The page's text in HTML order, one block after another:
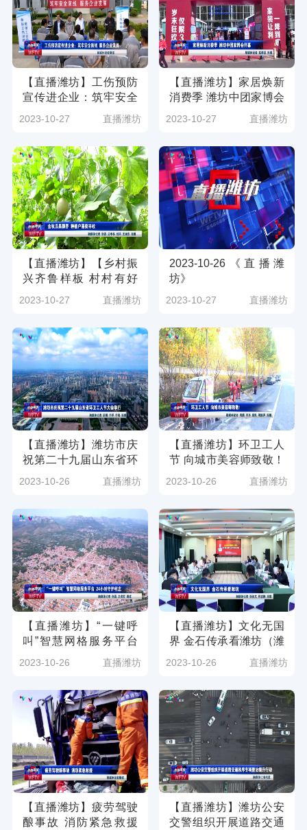
【直播潍坊】工伤预防
宣传进企业：筑牢安全
防线 服务企业发展（潍
2023-10-27 直播潍坊
【直播潍坊】家居焕新
消费季 潍坊中团家博会
开幕（潍坊广电新媒体
讯 记者：赵学朋）
2023-10-27 直播潍坊
【直播潍坊】【乡村振
兴齐鲁样板 村村有好
戏】金秋瓜果飘香 种植
户喜获丰收（潍坊广电
岳丰林 刘雨 王旭东）
2023-10-27 直播潍坊
2023-10-26《直播潍
坊》
2023-10-27 直播潍坊
【直播潍坊】潍坊市庆
祝第二十九届山东省环
卫工人节大会举行（潍
坊广电新媒体讯 记者：
2023-10-26 直播潍坊
【直播潍坊】环卫工人
节 向城市美容师致敬！
（潍坊广电新媒体讯 记
者：周腾 于洋 庞凯 周
2023-10-26 直播潍坊
【直播潍坊】“一键呼
叫”智慧网格服务平台
24小时守护村庄（潍坊
广电新媒体讯 记者：张
2023-10-26 直播潍坊
【直播潍坊】文化无国
界 金石传承看潍坊（潍
坊广电新媒体讯 记者：
2023-10-26 直播潍坊
【直播潍坊】疲劳驾驶
酿事故 消防紧急救援
【直播潍坊】潍坊公安
交警组织开展道路交通